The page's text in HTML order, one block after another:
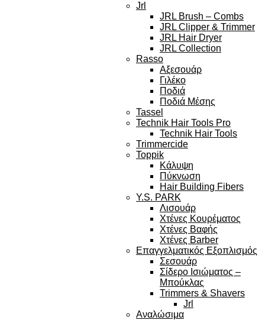
Jrl
JRL Brush – Combs
JRL Clipper & Trimmer
JRL Hair Dryer
JRL Collection
Rasso
Αξεσουάρ
Γιλέκο
Ποδιά
Ποδιά Μέσης
Tassel
Technik Hair Tools Pro
Technik Hair Tools
Trimmercide
Toppik
Κάλυψη
Πύκνωση
Hair Building Fibers
Y.S. PARK
Λισουάρ
Χτένες Κουρέματος
Χτένες Βαφής
Χτένες Barber
Επαγγελματικός Εξοπλισμός
Σεσουάρ
Σίδερο Ισιώματος –
Μπούκλας
Trimmers & Shavers
Jrl
Αναλώσιμα